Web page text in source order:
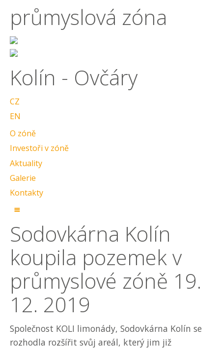
průmyslová zóna
Kolín - Ovčáry
CZ
EN
O zóně
Investoři v zóně
Aktuality
Galerie
Kontakty
Sodovkárna Kolín
koupila pozemek v
průmyslové zóně 19.
12. 2019
Společnost KOLI limonády, Sodovkárna Kolín se
rozhodla rozšířit svůj areál, který jim již